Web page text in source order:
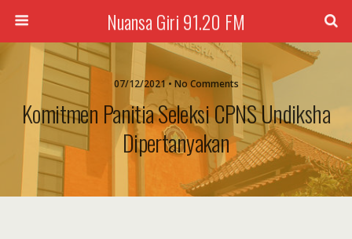
Nuansa Giri 91.20 FM
07/12/2021 • No Comments
Komitmen Panitia Seleksi CPNS Undiksha
Dipertanyakan